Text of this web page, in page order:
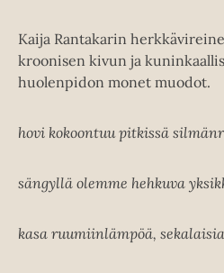
Kaija Rantakarin
kroonisen kivun ja
huolenpidon monet muodot.
hovi kokoontuu pitkissä
sängyllä olemme hehkuva
kasa ruumiinlämpöä,